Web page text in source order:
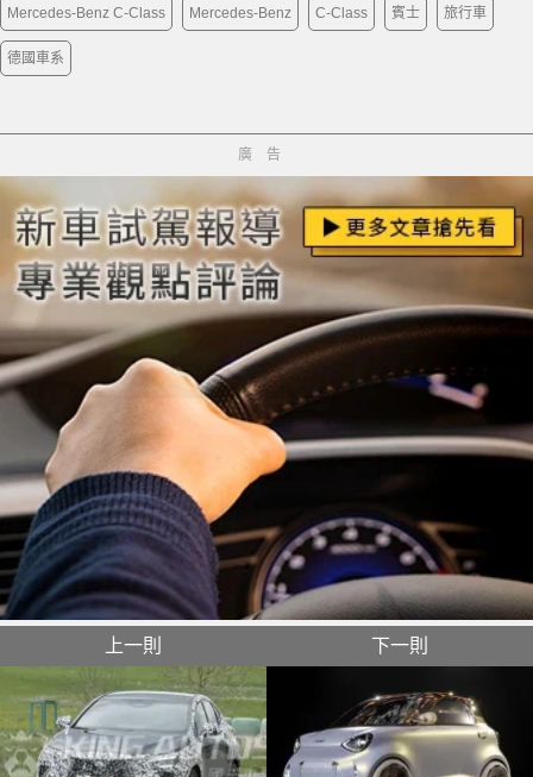
Mercedes-Benz C-Class Mercedes-Benz C-Class 賓士 旅行車
德國車系
廣告
上一則 下一則